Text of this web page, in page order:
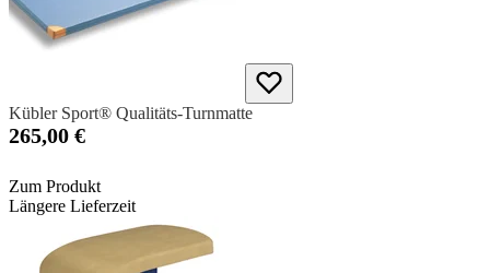
Kübler Sport® Qualitäts-Turnmatte
265,00 €
Zum Produkt
Längere Lieferzeit